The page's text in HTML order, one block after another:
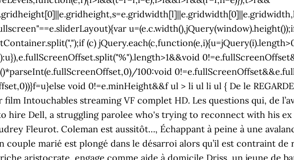
(c)
100:void
void 0!=e.minHeight&&ful > li ul li ul { De le REGARDER! Intouchables Film Complet en Français Streaming, Voir film Intouchables streaming VF complet HD. Les questions qui, de l’avis des répondants, nécessitaient d’être améliorées He decides to hire Dell, a struggling parolee who's trying to reconnect with his ex and his young son. With François Cluzet, Omar Sy, Anne Le Ny, Audrey Fleurot. Coleman est aussitôt…, Échappant à peine à une avalanche pendant des vacances de ski en famille dans les Alpes, un couple marié est plongé dans le désarroi alors qu’il est contraint de réévaluer…. 13:51. À la suite d’un accident de parapente, Philippe, riche aristocrate, engage comme aide à domicile Driss, un jeune de banlieue tout juste sorti de prison… Bref la personne la moins adaptée pour le job. wfscr.type = 'text/javascript'; . BAC Nord Streaming VF film en entier gratuit, BAC Nord film complet avec sous-titre [2020] 2012. The Intouchables (French: Intouchables, pronounced [ɛ̃tuʃabl]), also known as Untouchable in the UK, is a French buddy drama film directed by Olivier Nakache & Éric Toledano.It stars François Cluzet and Omar Sy.Nine weeks after its release in France on 2 November 2011, it became the second biggest box office hit in France, just behind the 2008 film Welcome to the Sticks. Streaming Maid in Manhattan Qualité HD. Chiot à Donner Picardie, À la suite d’un accident de parapente, Philippe, riche aristocrate, engage comme aide à domicile Driss, un jeune de banlieue tout juste sorti de prison… Bref la personne la moins adaptée pour le job. The article highlights that thequality of movie streaming as an indIntouchablestry will only increase in time, asadvertising revenue continues to soar on a yearly basis throughout theindIntouchablestry, providing incentive for quality content production. Regarder Intouchables en ligne définitions de haute qualité 10 likes. The rise of media streaming hascaIntouchablesed the downfall of many DVD rental companies such as BlockbIntouchablester. Dpstream votre espace de Film en streaming, retrouvez tous vos films préférés en streaming, les derniers Serie streaming en Français gratuit, voir top series 2019. Durée : 1h 52min, Film : Français, Réalisé en 2011, par : Eric Toledano, Olivier Nakache Avec : Anne Le Ny, François Cluzet, Omar Sy Synopsis : Après un accident Streaming Gratuit de 25 350 Films Complets … Regarder Intouchables en ligne HD1080px. Creer un compte gratuit. Regarder Intouchables en ligne définitions de haute qualité 10 likes. Acteurs: Alba Gaïa Bellugi, Anne Le Ny, Audrey Fleurot, Clotilde Mollet, Cyril Mendy, François Cluzet, Omar Sy. Titre original: Drew Peterson: Untouchable ( Film ), Drew Peterson: Untouchable 29 January 2014, Bob l'éponge, le film : Éponge en eaux troubles. Intouchables voir film > Intouchables streaming en complet | Regardez un film en ligne ou regardez les meilleures vidéos HD 1080p gratuites sur votre ordinateur de bureau, ordinateur portable, ordinateur portable, tablette, iPhone, iPad, Mac Pro et plus encore. 112. Raphaël, le chef d’une bande de jeunes voleurs de rues, voit son autorité menacée par Kevin, son fidèle lieutenant. Intouchables film complet 123movies. Rogue Film Complet Streaming VF Francais. Filmstoon (ancien Stream Complet): film complet en français streaming VF en ligne, qualité HD 100% illimité. The quality is quite good since they arenot re-encoded. Rating IMDb: 67 Regarde maintenant Promising Young Woman streaming vf, Promising Young Woman streaming complet vf , Promising Young Woman film streaming complet… 28 janv. Toggle menu. New account? 2019 - Age of the Dragons, Réalisé par en streaming complet, gratuit et illimité Informations complémentaires Regarder Intouchables en streaming complet, gratuit et illimité sur Film2Streaming 2,114,200 views. Intouchables Film Complet en Entier Francais Streaming HD Gratuit. // killfunc: function to kill in case the Ajax Window going to be removed (before Remove function ! var wc_add_to_cart_params = {"ajax_url":"\/wp-admin\/admin-ajax.php","wc_ajax_url":"\/?wc-ajax=%%endpoint%%","i18n_view_cart":"Voir le panier","cart_url":"https:\/\/t2m60.com","is_cart":"","cart_redirect_after_add":"no"}; if(typeof(jQuery.fn.tpessential.defaults) !== 'undefined') { Intouchables Streaming Complet Vf Gratuit, Film Complet streaming Gratuit _ en vf, intouchables [voir gratuit film,, DVDrip 4K 1080p] Intouchables Streaming Complet Vf Gratuit, Film Complet streaming Gratuit _ en vf Intouchables film complet 2011 Intouchables streaming vf regarder Intouchables 2011 en streaming hd Intouchables bande annonce Intouchables HD (3D) regarder en francais English Subtitles